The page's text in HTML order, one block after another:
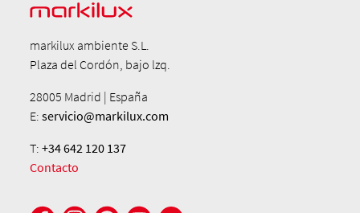
markilux ambiente S.L.
Plaza del Cordón, bajo lzq.
28005 Madrid | España
E:servicio@markilux.com
T:+34 642 120 137
Contacto